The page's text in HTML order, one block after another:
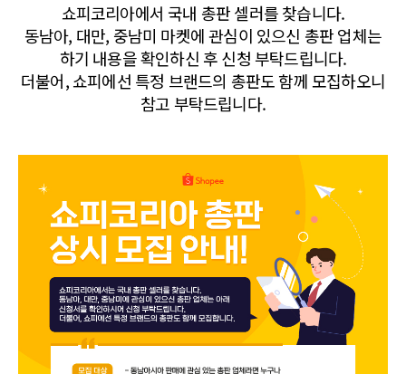
쇼피코리아에서 국내 총판 셀러를 찾습니다.
동남아, 대만, 중남미 마켓에 관심이 있으신 총판 업체는
하기 내용을 확인하신 후 신청 부탁드립니다.
더불어, 쇼피에선 특정 브랜드의 총판도 함께 모집하오니
참고 부탁드립니다.